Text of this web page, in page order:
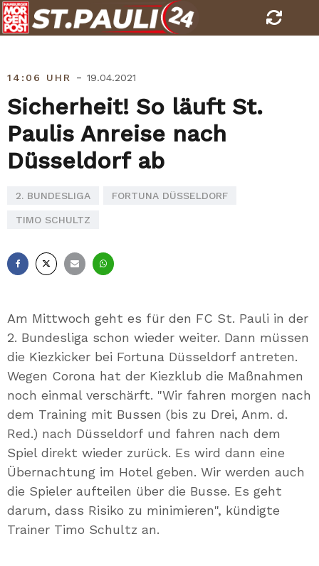
Skip
to
14:06 UHR - 19.04.2021
Sicherheit! So läuft St.
Paulis Anreise nach
Düsseldorf ab
2. BUNDESLIGA FORTUNA DÜSSELDORF
TIMO SCHULTZ
Am Mittwoch geht es für den FC St. Pauli in der
2. Bundesliga schon wieder weiter. Dann müssen
die Kiezkicker bei Fortuna Düsseldorf antreten.
Wegen Corona hat der Kiezklub die Maßnahmen
noch einmal verschärft. "Wir fahren morgen nach
dem Training mit Bussen (bis zu Drei, Anm. d.
Red.) nach Düsseldorf und fahren nach dem
Spiel direkt wieder zurück. Es wird dann eine
Übernachtung im Hotel geben. Wir werden auch
die Spieler aufteilen über die Busse. Es geht
darum, dass Risiko zu minimieren", kündigte
Trainer Timo Schultz an.